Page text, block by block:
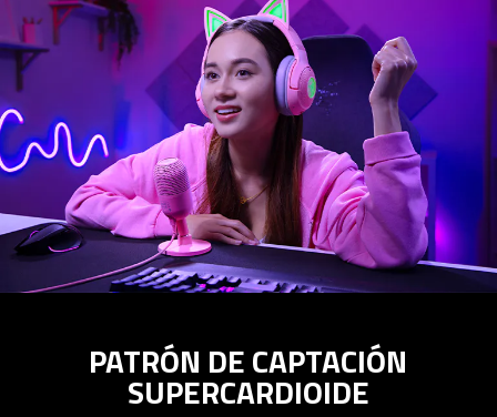
PATRÓN DE CAPTACIÓN
SUPERCARDIOIDE